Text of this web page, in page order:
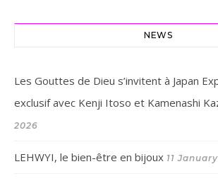
NEWS
Les Gouttes de Dieu s’invitent à Japan
exclusif avec Kenji Itoso et Kamenashi
2026
LEHWYI, le bien-être en bijoux 11